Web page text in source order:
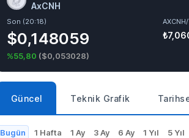
AxCNH
Son (20:18)
$0,148059
%55,80 ($0,053028)
Güncel Teknik Grafik
Bugün 1 Hafta 1 Ay 3 Ay 6 Ay 1 Yıl 5 Yıl